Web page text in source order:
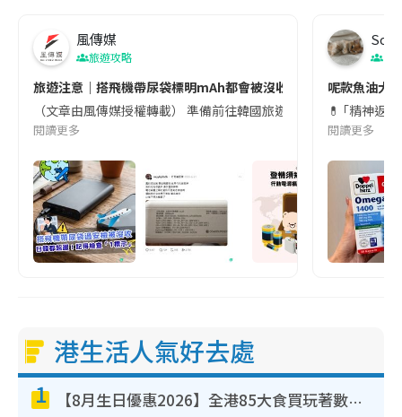
風傳媒
旅遊攻略
旅遊注意｜搭飛機帶尿袋標明mAh都會被沒收😱出發前切記檢查
（文章由風傳媒授權轉載） 準備前往韓國旅遊的民眾，近期要
閱讀更多
Soul
呢款魚油大
💊 ｢精神返
閱讀更多
港生活人氣好去處
1 【8月生日優惠2026】全港85大食買玩著數攻略 自助餐/火鍋放題同行免費＋誠品/DONKI送現金券